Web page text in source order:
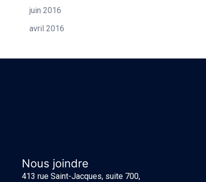
juin 2016
avril 2016
Nous joindre
413 rue Saint-Jacques, suite 700,